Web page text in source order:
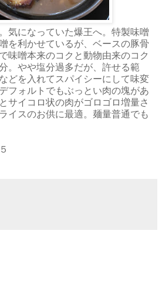
気になっていた爆王へ。特製味噌
を利かせているが、ベースの豚骨
味噌本来のコクと動物由来のコク
。やや塩分過多だが、許せる範
どを入れてスパイシーにして味変
フォルトでもぶっとい肉の塊があ
サイコロ状の肉がゴロゴロ増量さ
イスのお供に最適。麺量普通でも